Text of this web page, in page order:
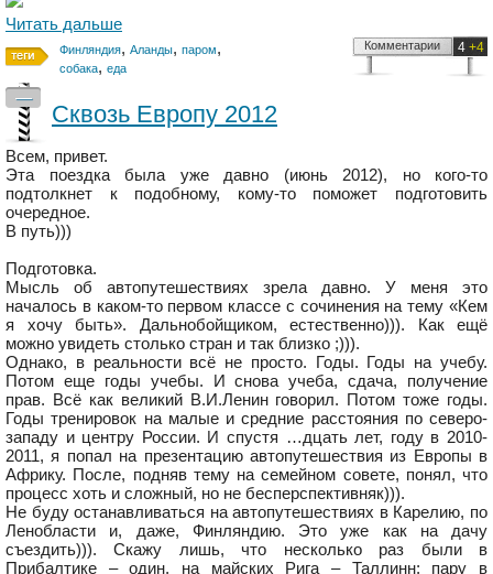
Читать дальше
Финляндия, Аланды, паром,
собака, еда
4 +4
Комментарии
—
Сквозь Европу 2012
Всем, привет.
Эта поездка была уже давно (июнь 2012), но кого-то
подтолкнет к подобному, кому-то поможет подготовить
очередное.
В путь)))
Подготовка.
Мысль об автопутешествиях зрела давно. У меня это
началось в каком-то первом классе с сочинения на тему «Кем
я хочу быть». Дальнобойщиком, естественно))). Как ещё
можно увидеть столько стран и так близко ;))).
Однако, в реальности всё не просто. Годы. Годы на учебу.
Потом еще годы учебы. И снова учеба, сдача, получение
прав. Всё как великий В.И.Ленин говорил. Потом тоже годы.
Годы тренировок на малые и средние расстояния по северо-
западу и центру России. И спустя …дцать лет, году в 2010-
2011, я попал на презентацию автопутешествия из Европы в
Африку. После, подняв тему на семейном совете, понял, что
процесс хоть и сложный, но не бесперспективняк))).
Не буду останавливаться на автопутешествиях в Карелию, по
Ленобласти и, даже, Финляндию. Это уже как на дачу
съездить))). Скажу лишь, что несколько раз были в
Прибалтике – один, на майских Рига – Таллинн; пару в